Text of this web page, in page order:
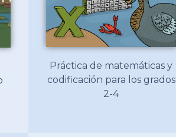
Práctica de matemáticas y
codificación para los grados
2-4